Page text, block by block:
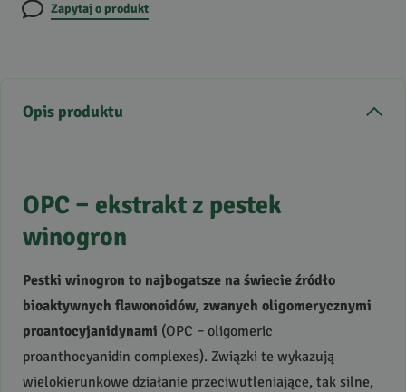
Zapytaj o produkt
Opis produktu
OPC – ekstrakt z pestek
winogron
Pestki winogron to najbogatsze na świecie źródło
bioaktywnych flawonoidów, zwanych oligomerycznymi
proantocyjanidynami (OPC – oligomeric
proanthocyanidin complexes). Związki te wykazują
wielokierunkowe działanie przeciwutleniające, tak silne,